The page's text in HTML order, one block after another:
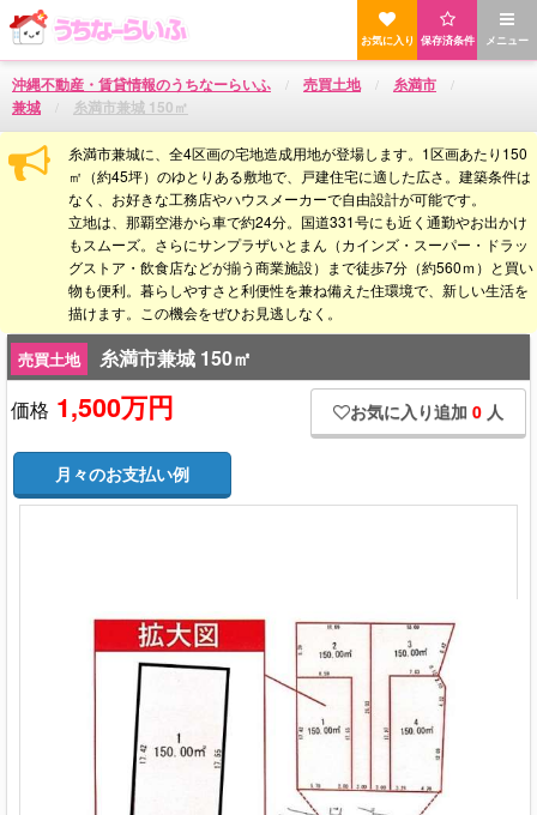
メニュー
保存済条件
お気に入り
沖縄不動産・賃貸情報のうちなーらいふ 売買土地
糸満市
兼城
糸満市兼城 150㎡
糸満市兼城に、全4区画の宅地造成用地が登場します。1区画あたり150
㎡（約45坪）のゆとりある敷地で、戸建住宅に適した広さ。建築条件は
なく、お好きな工務店やハウスメーカーで自由設計が可能です。
立地は、那覇空港から車で約24分。国道331号にも近く通勤やお出かけ
もスムーズ。さらにサンプラザいとまん（カインズ・スーパー・ドラッ
グストア・飲食店などが揃う商業施設）まで徒歩7分（約560ｍ）と買い
物も便利。暮らしやすさと利便性を兼ね備えた住環境で、新しい生活を
描けます。この機会をぜひお見逃しなく。
売買土地
糸満市兼城 150㎡
価格 1,500万円 お気に入り追加 0 人
月々のお支払い例